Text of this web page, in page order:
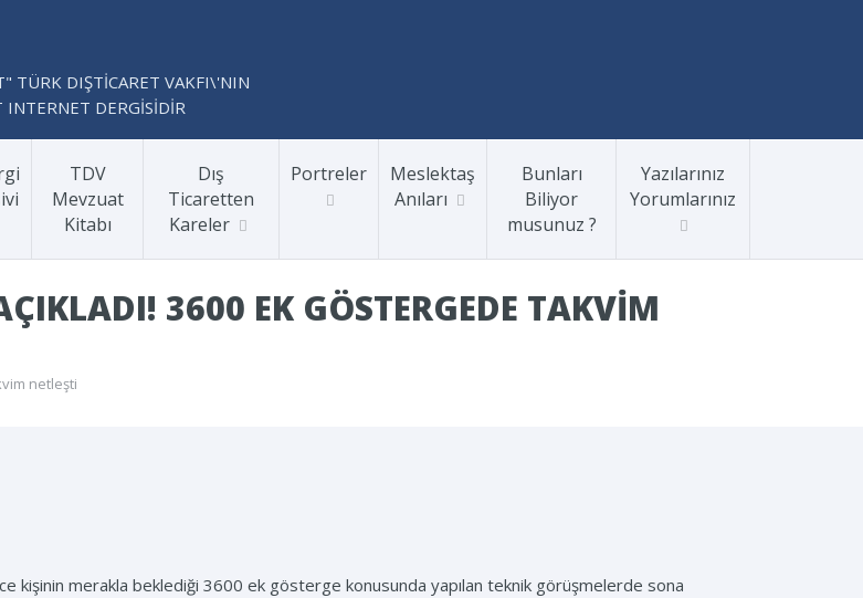
TÜRK DIŞTİCARET VAKFI\'NIN
INTERNET DERGİSİDİR
TDV
Mevzuat
Kitabı
Dış
Ticaretten
Kareler
Portreler
Meslektaş
Anıları
Bunları
Biliyor
musunuz ?
Yazılarınız
Yorumlarınız
3600 EK GÖSTERGEDE TAKVIM
netleşti
kişinin merakla beklediği 3600 ek gösterge konusunda yapılan teknik görüşmelerde sona